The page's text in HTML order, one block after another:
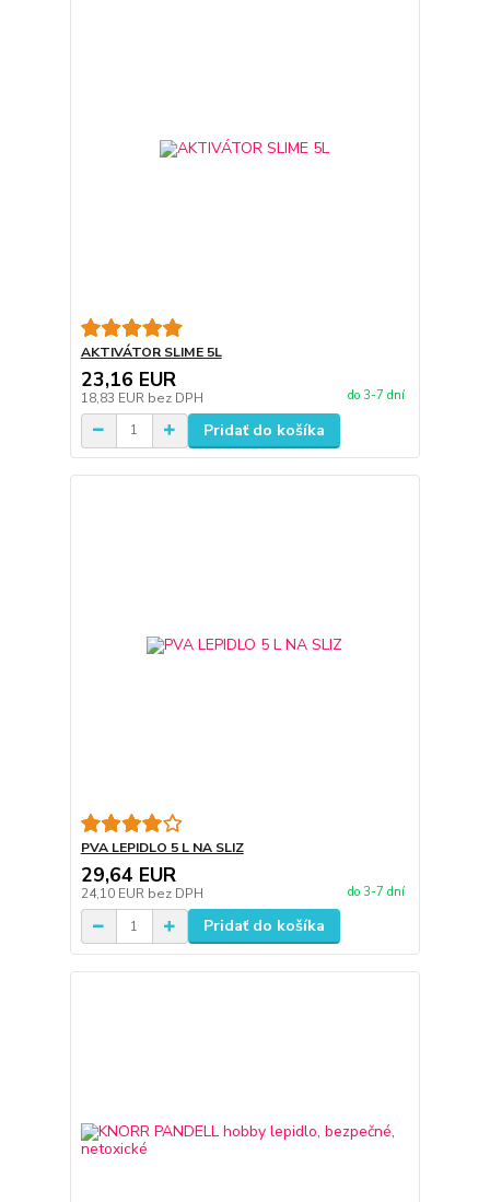
AKTIVÁTOR SLIME 5L
23,16 EUR
18,83 EUR bez DPH do 3-7 dní
Pridať do košíka
PVA LEPIDLO 5 L NA SLIZ
29,64 EUR
24,10 EUR bez DPH do 3-7 dní
Pridať do košíka